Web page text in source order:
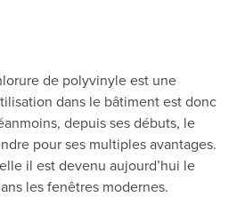
de polyvinyle est une
dans le bâtiment est donc
depuis ses débuts, le
pour ses multiples avantages.
il est devenu aujourd’hui le
les fenêtres modernes.